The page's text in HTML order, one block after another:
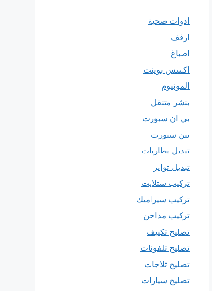
ادوات صحية
ارفف
اصباغ
اكسس بوينت
المونيوم
بنشر متنقل
بي ان سبورت
بين سبورت
تبديل بطاريات
تبديل تواير
تركيب ستلايت
تركيب سيراميك
تركيب مداخن
تصليح تكييف
تصليح تلفونات
تصليح ثلاجات
تصليح سيارات